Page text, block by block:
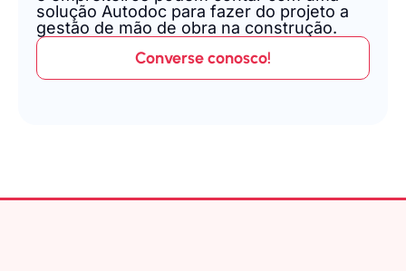
solução Autodoc para fazer do projeto a
gestão de mão de obra na construção.
Converse conosco!